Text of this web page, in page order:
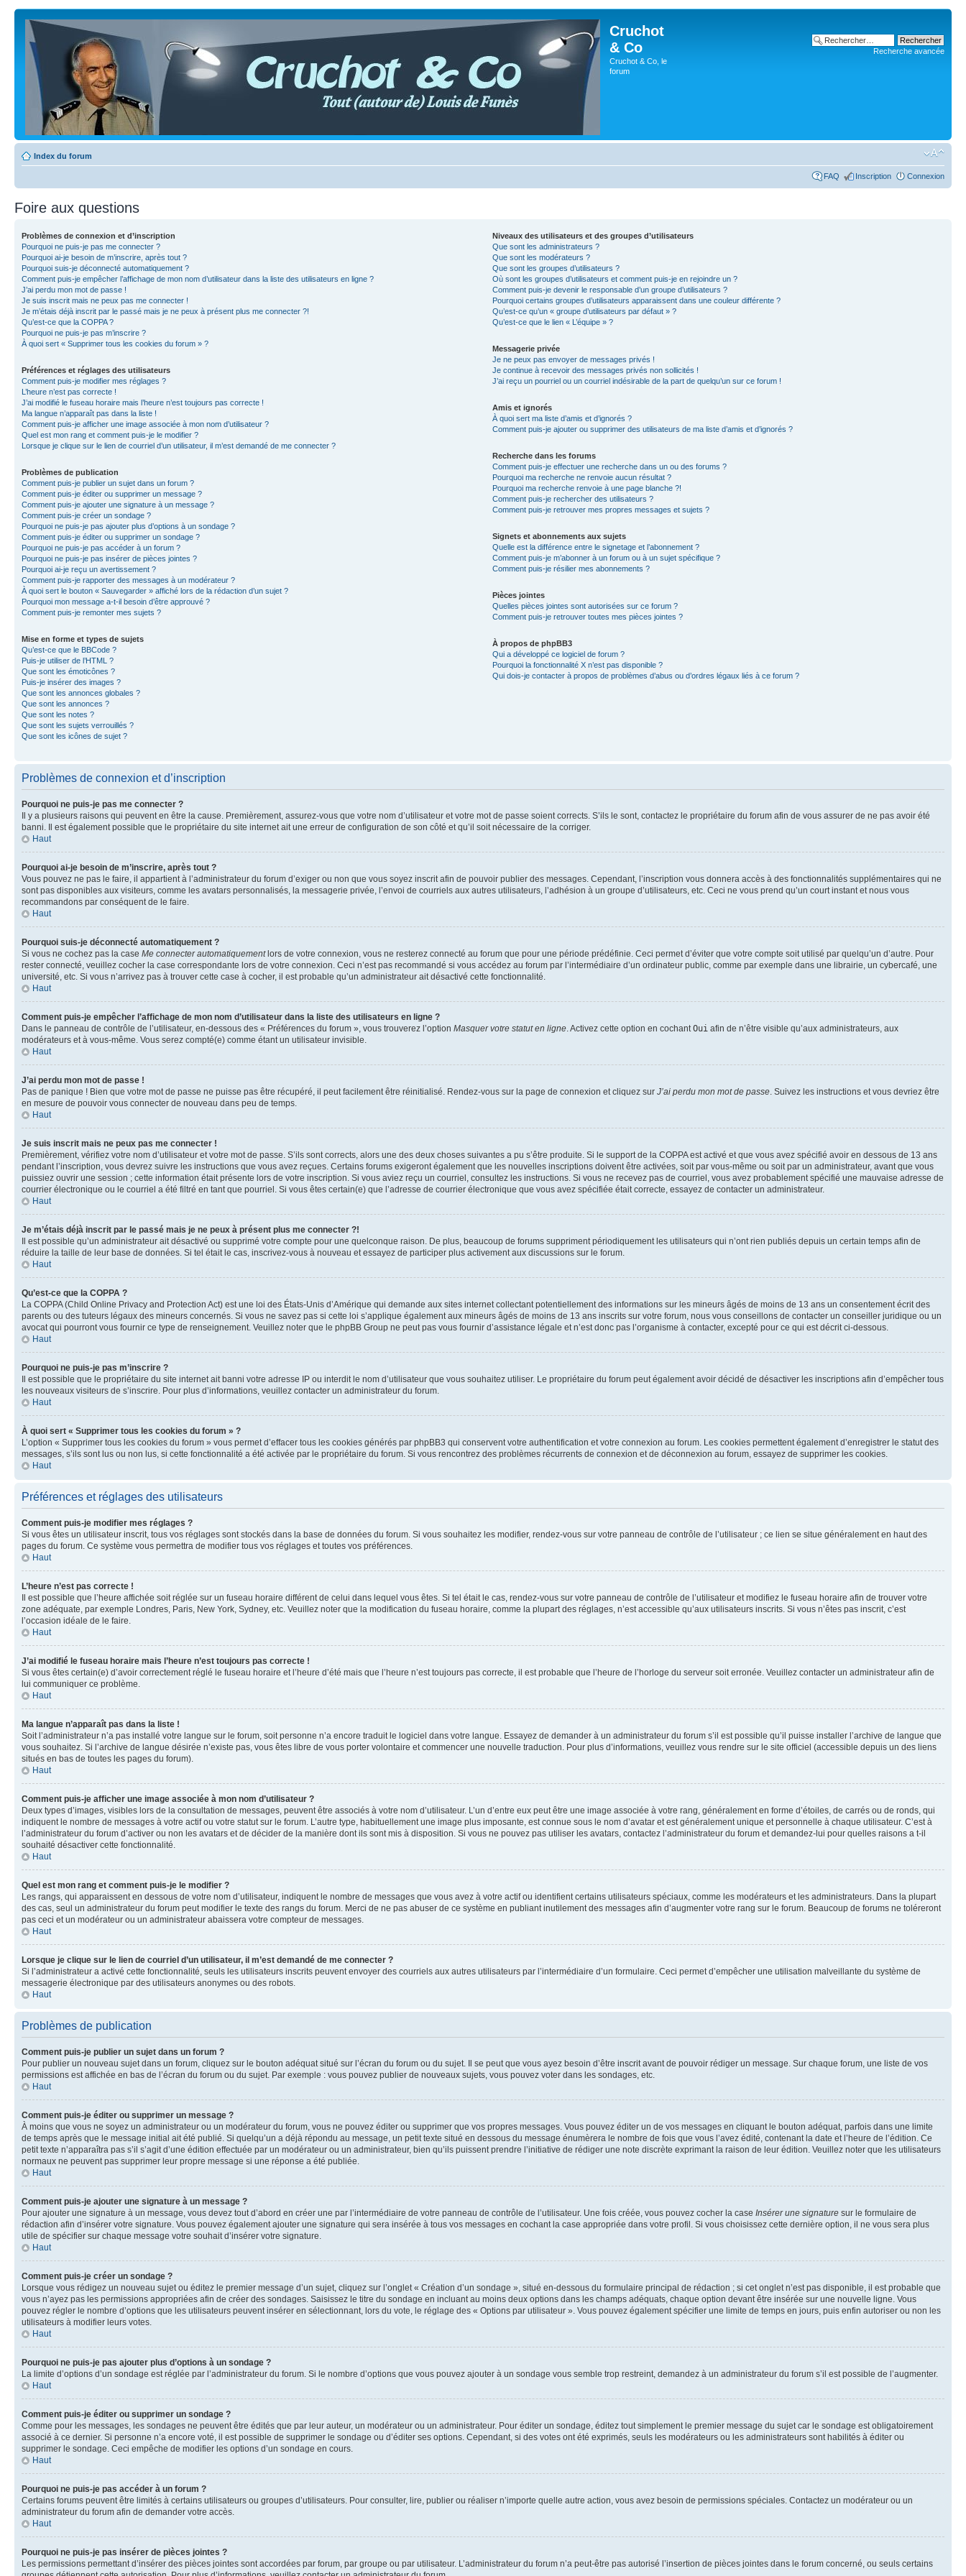
Cruchot
& Co
Cruchot & Co, le
forum
Recherche avancée
Index du forum
FAQ Inscription Connexion
Foire aux questions
Problèmes de connexion et d’inscription
Pourquoi ne puis-je pas me connecter ?
Pourquoi ai-je besoin de m’inscrire, après tout ?
Pourquoi suis-je déconnecté automatiquement ?
Comment puis-je empêcher l’affichage de mon nom d’utilisateur dans la liste des utilisateurs en ligne ?
J’ai perdu mon mot de passe !
Je suis inscrit mais ne peux pas me connecter !
Je m’étais déjà inscrit par le passé mais je ne peux à présent plus me connecter ?!
Qu’est-ce que la COPPA ?
Pourquoi ne puis-je pas m’inscrire ?
À quoi sert « Supprimer tous les cookies du forum » ?
Préférences et réglages des utilisateurs
Comment puis-je modifier mes réglages ?
L’heure n’est pas correcte !
J’ai modifié le fuseau horaire mais l’heure n’est toujours pas correcte !
Ma langue n’apparaît pas dans la liste !
Comment puis-je afficher une image associée à mon nom d’utilisateur ?
Quel est mon rang et comment puis-je le modifier ?
Lorsque je clique sur le lien de courriel d’un utilisateur, il m’est demandé de me connecter ?
Problèmes de publication
Comment puis-je publier un sujet dans un forum ?
Comment puis-je éditer ou supprimer un message ?
Comment puis-je ajouter une signature à un message ?
Comment puis-je créer un sondage ?
Pourquoi ne puis-je pas ajouter plus d’options à un sondage ?
Comment puis-je éditer ou supprimer un sondage ?
Pourquoi ne puis-je pas accéder à un forum ?
Pourquoi ne puis-je pas insérer de pièces jointes ?
Pourquoi ai-je reçu un avertissement ?
Comment puis-je rapporter des messages à un modérateur ?
À quoi sert le bouton « Sauvegarder » affiché lors de la rédaction d’un sujet ?
Pourquoi mon message a-t-il besoin d’être approuvé ?
Comment puis-je remonter mes sujets ?
Mise en forme et types de sujets
Qu’est-ce que le BBCode ?
Puis-je utiliser de l’HTML ?
Que sont les émoticônes ?
Puis-je insérer des images ?
Que sont les annonces globales ?
Que sont les annonces ?
Que sont les notes ?
Que sont les sujets verrouillés ?
Que sont les icônes de sujet ?
Niveaux des utilisateurs et des groupes d’utilisateurs
Que sont les administrateurs ?
Que sont les modérateurs ?
Que sont les groupes d’utilisateurs ?
Où sont les groupes d’utilisateurs et comment puis-je en rejoindre un ?
Comment puis-je devenir le responsable d’un groupe d’utilisateurs ?
Pourquoi certains groupes d’utilisateurs apparaissent dans une couleur différente ?
Qu’est-ce qu’un « groupe d’utilisateurs par défaut » ?
Qu’est-ce que le lien « L’équipe » ?
Messagerie privée
Je ne peux pas envoyer de messages privés !
Je continue à recevoir des messages privés non sollicités !
J’ai reçu un pourriel ou un courriel indésirable de la part de quelqu’un sur ce forum !
Amis et ignorés
À quoi sert ma liste d’amis et d’ignorés ?
Comment puis-je ajouter ou supprimer des utilisateurs de ma liste d’amis et d’ignorés ?
Recherche dans les forums
Comment puis-je effectuer une recherche dans un ou des forums ?
Pourquoi ma recherche ne renvoie aucun résultat ?
Pourquoi ma recherche renvoie à une page blanche ?!
Comment puis-je rechercher des utilisateurs ?
Comment puis-je retrouver mes propres messages et sujets ?
Signets et abonnements aux sujets
Quelle est la différence entre le signetage et l’abonnement ?
Comment puis-je m’abonner à un forum ou à un sujet spécifique ?
Comment puis-je résilier mes abonnements ?
Pièces jointes
Quelles pièces jointes sont autorisées sur ce forum ?
Comment puis-je retrouver toutes mes pièces jointes ?
À propos de phpBB3
Qui a développé ce logiciel de forum ?
Pourquoi la fonctionnalité X n’est pas disponible ?
Qui dois-je contacter à propos de problèmes d’abus ou d’ordres légaux liés à ce forum ?
Problèmes de connexion et d’inscription
Pourquoi ne puis-je pas me connecter ?
Il y a plusieurs raisons qui peuvent en être la cause. Premièrement, assurez-vous que votre nom d’utilisateur et votre mot de passe soient corrects. S’ils le sont, contactez le propriétaire du forum afin de vous assurer de ne pas avoir été
banni. Il est également possible que le propriétaire du site internet ait une erreur de configuration de son côté et qu’il soit nécessaire de la corriger.
Haut
Pourquoi ai-je besoin de m’inscrire, après tout ?
Vous pouvez ne pas le faire, il appartient à l’administrateur du forum d’exiger ou non que vous soyez inscrit afin de pouvoir publier des messages. Cependant, l’inscription vous donnera accès à des fonctionnalités supplémentaires qui ne
sont pas disponibles aux visiteurs, comme les avatars personnalisés, la messagerie privée, l’envoi de courriels aux autres utilisateurs, l’adhésion à un groupe d’utilisateurs, etc. Ceci ne vous prend qu’un court instant et nous vous
recommandons par conséquent de le faire.
Haut
Pourquoi suis-je déconnecté automatiquement ?
Si vous ne cochez pas la case Me connecter automatiquementlors de votre connexion, vous ne resterez connecté au forum que pour une période prédéfinie. Ceci permet d’éviter que votre compte soit utilisé par quelqu’un d’autre. Pour
rester connecté, veuillez cocher la case correspondante lors de votre connexion. Ceci n’est pas recommandé si vous accédez au forum par l’intermédiaire d’un ordinateur public, comme par exemple dans une librairie, un cybercafé, une
université, etc. Si vous n’arrivez pas à trouver cette case à cocher, il est probable qu’un administrateur ait désactivé cette fonctionnalité.
Haut
Comment puis-je empêcher l’affichage de mon nom d’utilisateur dans la liste des utilisateurs en ligne ?
Dans le panneau de contrôle de l’utilisateur, en-dessous des « Préférences du forum », vous trouverez l’option Masquer votre statut en ligne. Activez cette option en cochantOui afin de n’être visible qu’aux administrateurs, aux
modérateurs et à vous-même. Vous serez compté(e) comme étant un utilisateur invisible.
Haut
J’ai perdu mon mot de passe !
Pas de panique ! Bien que votre mot de passe ne puisse pas être récupéré, il peut facilement être réinitialisé. Rendez-vous sur la page de connexion et cliquez sur J’ai perdu mon mot de passe. Suivez les instructions et vous devriez être
en mesure de pouvoir vous connecter de nouveau dans peu de temps.
Haut
Je suis inscrit mais ne peux pas me connecter !
Premièrement, vérifiez votre nom d’utilisateur et votre mot de passe. S’ils sont corrects, alors une des deux choses suivantes a pu s’être produite. Si le support de la COPPA est activé et que vous avez spécifié avoir en dessous de 13 ans
pendant l’inscription, vous devrez suivre les instructions que vous avez reçues. Certains forums exigeront également que les nouvelles inscriptions doivent être activées, soit par vous-même ou soit par un administrateur, avant que vous
puissiez ouvrir une session ; cette information était présente lors de votre inscription. Si vous aviez reçu un courriel, consultez les instructions. Si vous ne recevez pas de courriel, vous avez probablement spécifié une mauvaise adresse de
courrier électronique ou le courriel a été filtré en tant que pourriel. Si vous êtes certain(e) que l’adresse de courrier électronique que vous avez spécifiée était correcte, essayez de contacter un administrateur.
Haut
Je m’étais déjà inscrit par le passé mais je ne peux à présent plus me connecter ?!
Il est possible qu’un administrateur ait désactivé ou supprimé votre compte pour une quelconque raison. De plus, beaucoup de forums suppriment périodiquement les utilisateurs qui n’ont rien publiés depuis un certain temps afin de
réduire la taille de leur base de données. Si tel était le cas, inscrivez-vous à nouveau et essayez de participer plus activement aux discussions sur le forum.
Haut
Qu’est-ce que la COPPA ?
La COPPA (Child Online Privacy and Protection Act) est une loi des États-Unis d’Amérique qui demande aux sites internet collectant potentiellement des informations sur les mineurs âgés de moins de 13 ans un consentement écrit des
parents ou des tuteurs légaux des mineurs concernés. Si vous ne savez pas si cette loi s’applique également aux mineurs âgés de moins de 13 ans inscrits sur votre forum, nous vous conseillons de contacter un conseiller juridique ou un
avocat qui pourront vous fournir ce type de renseignement. Veuillez noter que le phpBB Group ne peut pas vous fournir d’assistance légale et n’est donc pas l’organisme à contacter, excepté pour ce qui est décrit ci-dessous.
Haut
Pourquoi ne puis-je pas m’inscrire ?
Il est possible que le propriétaire du site internet ait banni votre adresse IP ou interdit le nom d’utilisateur que vous souhaitez utiliser. Le propriétaire du forum peut également avoir décidé de désactiver les inscriptions afin d’empêcher tous
les nouveaux visiteurs de s’inscrire. Pour plus d’informations, veuillez contacter un administrateur du forum.
Haut
À quoi sert « Supprimer tous les cookies du forum » ?
L’option « Supprimer tous les cookies du forum » vous permet d’effacer tous les cookies générés par phpBB3 qui conservent votre authentification et votre connexion au forum. Les cookies permettent également d’enregistrer le statut des
messages, s’ils sont lus ou non lus, si cette fonctionnalité a été activée par le propriétaire du forum. Si vous rencontrez des problèmes récurrents de connexion et de déconnexion au forum, essayez de supprimer les cookies.
Haut
Préférences et réglages des utilisateurs
Comment puis-je modifier mes réglages ?
Si vous êtes un utilisateur inscrit, tous vos réglages sont stockés dans la base de données du forum. Si vous souhaitez les modifier, rendez-vous sur votre panneau de contrôle de l’utilisateur ; ce lien se situe généralement en haut des
pages du forum. Ce système vous permettra de modifier tous vos réglages et toutes vos préférences.
Haut
L’heure n’est pas correcte !
Il est possible que l’heure affichée soit réglée sur un fuseau horaire différent de celui dans lequel vous êtes. Si tel était le cas, rendez-vous sur votre panneau de contrôle de l’utilisateur et modifiez le fuseau horaire afin de trouver votre
zone adéquate, par exemple Londres, Paris, New York, Sydney, etc. Veuillez noter que la modification du fuseau horaire, comme la plupart des réglages, n’est accessible qu’aux utilisateurs inscrits. Si vous n’êtes pas inscrit, c’est
l’occasion idéale de le faire.
Haut
J’ai modifié le fuseau horaire mais l’heure n’est toujours pas correcte !
Si vous êtes certain(e) d’avoir correctement réglé le fuseau horaire et l’heure d’été mais que l’heure n’est toujours pas correcte, il est probable que l’heure de l’horloge du serveur soit erronée. Veuillez contacter un administrateur afin de
lui communiquer ce problème.
Haut
Ma langue n’apparaît pas dans la liste !
Soit l’administrateur n’a pas installé votre langue sur le forum, soit personne n’a encore traduit le logiciel dans votre langue. Essayez de demander à un administrateur du forum s’il est possible qu’il puisse installer l’archive de langue que
vous souhaitez. Si l’archive de langue désirée n’existe pas, vous êtes libre de vous porter volontaire et commencer une nouvelle traduction. Pour plus d’informations, veuillez vous rendre sur le site officiel (accessible depuis un des liens
situés en bas de toutes les pages du forum).
Haut
Comment puis-je afficher une image associée à mon nom d’utilisateur ?
Deux types d’images, visibles lors de la consultation de messages, peuvent être associés à votre nom d’utilisateur. L’un d’entre eux peut être une image associée à votre rang, généralement en forme d’étoiles, de carrés ou de ronds, qui
indiquent le nombre de messages à votre actif ou votre statut sur le forum. L’autre type, habituellement une image plus imposante, est connue sous le nom d’avatar et est généralement unique et personnelle à chaque utilisateur. C’est à
l’administrateur du forum d’activer ou non les avatars et de décider de la manière dont ils sont mis à disposition. Si vous ne pouvez pas utiliser les avatars, contactez l’administrateur du forum et demandez-lui pour quelles raisons a t-il
souhaité désactiver cette fonctionnalité.
Haut
Quel est mon rang et comment puis-je le modifier ?
Les rangs, qui apparaissent en dessous de votre nom d’utilisateur, indiquent le nombre de messages que vous avez à votre actif ou identifient certains utilisateurs spéciaux, comme les modérateurs et les administrateurs. Dans la plupart
des cas, seul un administrateur du forum peut modifier le texte des rangs du forum. Merci de ne pas abuser de ce système en publiant inutilement des messages afin d’augmenter votre rang sur le forum. Beaucoup de forums ne toléreront
pas ceci et un modérateur ou un administrateur abaissera votre compteur de messages.
Haut
Lorsque je clique sur le lien de courriel d’un utilisateur, il m’est demandé de me connecter ?
Si l’administrateur a activé cette fonctionnalité, seuls les utilisateurs inscrits peuvent envoyer des courriels aux autres utilisateurs par l’intermédiaire d’un formulaire. Ceci permet d’empêcher une utilisation malveillante du système de
messagerie électronique par des utilisateurs anonymes ou des robots.
Haut
Problèmes de publication
Comment puis-je publier un sujet dans un forum ?
Pour publier un nouveau sujet dans un forum, cliquez sur le bouton adéquat situé sur l’écran du forum ou du sujet. Il se peut que vous ayez besoin d’être inscrit avant de pouvoir rédiger un message. Sur chaque forum, une liste de vos
permissions est affichée en bas de l’écran du forum ou du sujet. Par exemple : vous pouvez publier de nouveaux sujets, vous pouvez voter dans les sondages, etc.
Haut
Comment puis-je éditer ou supprimer un message ?
À moins que vous ne soyez un administrateur ou un modérateur du forum, vous ne pouvez éditer ou supprimer que vos propres messages. Vous pouvez éditer un de vos messages en cliquant le bouton adéquat, parfois dans une limite
de temps après que le message initial ait été publié. Si quelqu’un a déjà répondu au message, un petit texte situé en dessous du message énumèrera le nombre de fois que vous l’avez édité, contenant la date et l’heure de l’édition. Ce
petit texte n’apparaîtra pas s’il s’agit d’une édition effectuée par un modérateur ou un administrateur, bien qu’ils puissent prendre l’initiative de rédiger une note discrète exprimant la raison de leur édition. Veuillez noter que les utilisateurs
normaux ne peuvent pas supprimer leur propre message si une réponse a été publiée.
Haut
Comment puis-je ajouter une signature à un message ?
Pour ajouter une signature à un message, vous devez tout d’abord en créer une par l’intermédiaire de votre panneau de contrôle de l’utilisateur. Une fois créée, vous pouvez cocher la case Insérer une signature sur le formulaire de
rédaction afin d’insérer votre signature. Vous pouvez également ajouter une signature qui sera insérée à tous vos messages en cochant la case appropriée dans votre profil. Si vous choisissez cette dernière option, il ne vous sera plus
utile de spécifier sur chaque message votre souhait d’insérer votre signature.
Haut
Comment puis-je créer un sondage ?
Lorsque vous rédigez un nouveau sujet ou éditez le premier message d’un sujet, cliquez sur l’onglet « Création d’un sondage », situé en-dessous du formulaire principal de rédaction ; si cet onglet n’est pas disponible, il est probable que
vous n’ayez pas les permissions appropriées afin de créer des sondages. Saisissez le titre du sondage en incluant au moins deux options dans les champs adéquats, chaque option devant être insérée sur une nouvelle ligne. Vous
pouvez régler le nombre d’options que les utilisateurs peuvent insérer en sélectionnant, lors du vote, le réglage des « Options par utilisateur ». Vous pouvez également spécifier une limite de temps en jours, puis enfin autoriser ou non les
utilisateurs à modifier leurs votes.
Haut
Pourquoi ne puis-je pas ajouter plus d’options à un sondage ?
La limite d’options d’un sondage est réglée par l’administrateur du forum. Si le nombre d’options que vous pouvez ajouter à un sondage vous semble trop restreint, demandez à un administrateur du forum s’il est possible de l’augmenter.
Haut
Comment puis-je éditer ou supprimer un sondage ?
Comme pour les messages, les sondages ne peuvent être édités que par leur auteur, un modérateur ou un administrateur. Pour éditer un sondage, éditez tout simplement le premier message du sujet car le sondage est obligatoirement
associé à ce dernier. Si personne n’a encore voté, il est possible de supprimer le sondage ou d’éditer ses options. Cependant, si des votes ont été exprimés, seuls les modérateurs ou les administrateurs sont habilités à éditer ou
supprimer le sondage. Ceci empêche de modifier les options d’un sondage en cours.
Haut
Pourquoi ne puis-je pas accéder à un forum ?
Certains forums peuvent être limités à certains utilisateurs ou groupes d’utilisateurs. Pour consulter, lire, publier ou réaliser n’importe quelle autre action, vous avez besoin de permissions spéciales. Contactez un modérateur ou un
administrateur du forum afin de demander votre accès.
Haut
Pourquoi ne puis-je pas insérer de pièces jointes ?
Les permissions permettant d’insérer des pièces jointes sont accordées par forum, par groupe ou par utilisateur. L’administrateur du forum n’a peut-être pas autorisé l’insertion de pièces jointes dans le forum concerné, ou seuls certains